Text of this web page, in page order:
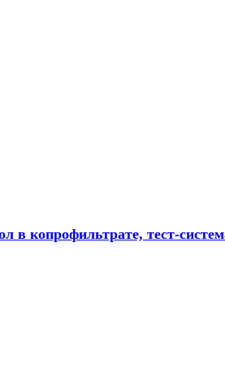
в копрофильтрате, тест-